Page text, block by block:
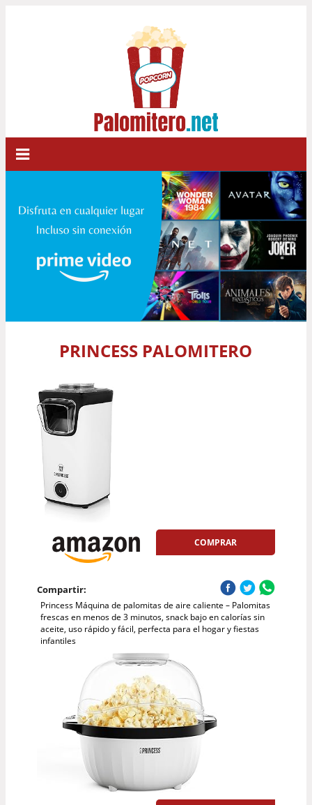
PRINCESS PALOMITERO
COMPRAR
Compartir:
Princess Máquina de palomitas de aire caliente – Palomitas
frescas en menos de 3 minutos, snack bajo en calorías sin
aceite, uso rápido y fácil, perfecta para el hogar y fiestas
infantiles